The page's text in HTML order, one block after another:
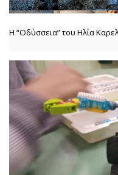
Η “Οδύσσεια” του Ηλία